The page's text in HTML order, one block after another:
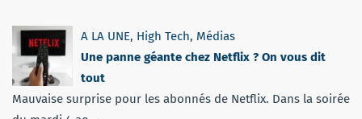
A LA UNE, High Tech, Médias
Une panne géante chez Netflix ? On vous dit
tout
Mauvaise surprise pour les abonnés de Netflix. Dans la soirée